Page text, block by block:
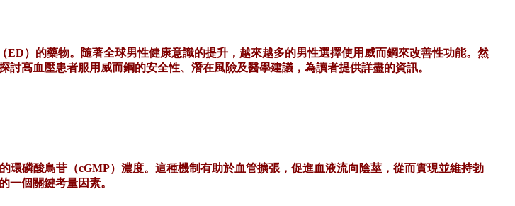
）的藥物。隨著全球男性健康意識的提升，越來越多的男性選擇使用威而鋼來改善性功能。然
高血壓患者服用威而鋼的安全性、潛在風險及醫學建議，為讀者提供詳盡的資訊。
環磷酸鳥苷（cGMP）濃度。這種機制有助於血管擴張，促進血液流向陰莖，從而實現並維持勃
一個關鍵考量因素。